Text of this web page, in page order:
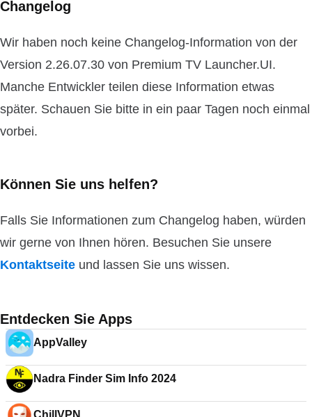
Changelog
Wir haben noch keine Changelog-Information von der
Version 2.26.07.30 von Premium TV Launcher.UI.
Manche Entwickler teilen diese Information etwas
später. Schauen Sie bitte in ein paar Tagen noch einmal
vorbei.
Können Sie uns helfen?
Falls Sie Informationen zum Changelog haben, würden
wir gerne von Ihnen hören. Besuchen Sie unsere
Kontaktseite und lassen Sie uns wissen.
Entdecken Sie Apps
AppValley
Nadra Finder Sim Info 2024
ChillVPN